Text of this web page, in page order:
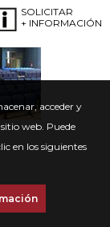
acceder y
web. Puede
en los siguientes
SOLICITAR
+ INFORMACIÓN